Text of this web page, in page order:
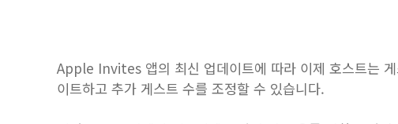
Apple Invites 앱의 최신 업데이트에 따라 이제 호스트는
이트하고 추가 게스트 수를 조정할 수 있습니다.